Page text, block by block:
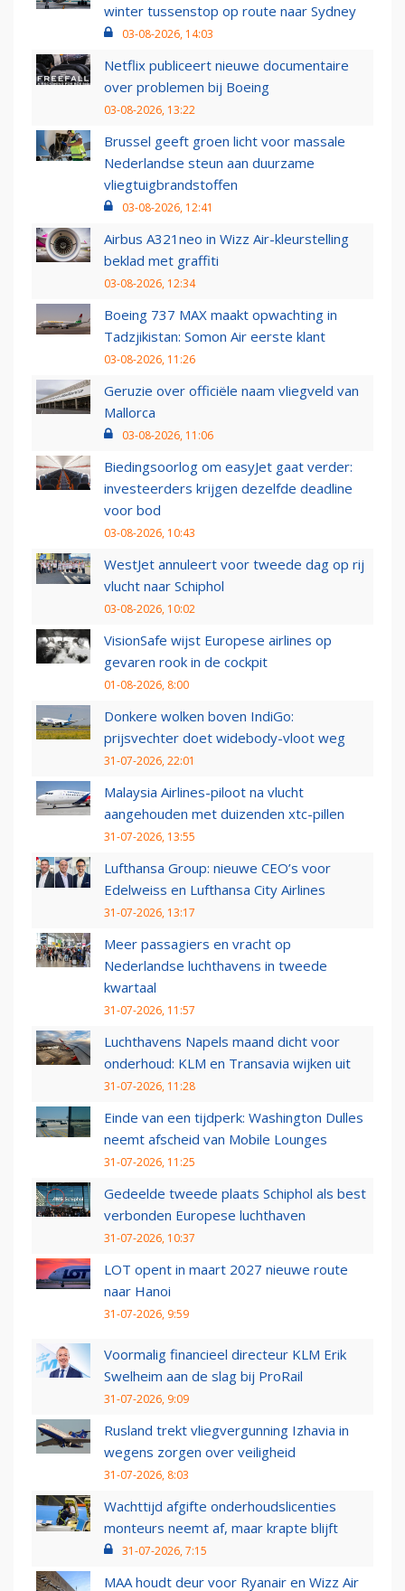
winter tussenstop op route naar Sydney
03-08-2026, 14:03
Netflix publiceert nieuwe documentaire
over problemen bij Boeing
03-08-2026, 13:22
Brussel geeft groen licht voor massale
Nederlandse steun aan duurzame
vliegtuigbrandstoffen
03-08-2026, 12:41
Airbus A321neo in Wizz Air-kleurstelling
beklad met graffiti
03-08-2026, 12:34
Boeing 737 MAX maakt opwachting in
Tadzjikistan: Somon Air eerste klant
03-08-2026, 11:26
Geruzie over officiële naam vliegveld van
Mallorca
03-08-2026, 11:06
Biedingsoorlog om easyJet gaat verder:
investeerders krijgen dezelfde deadline
voor bod
03-08-2026, 10:43
WestJet annuleert voor tweede dag op rij
vlucht naar Schiphol
03-08-2026, 10:02
VisionSafe wijst Europese airlines op
gevaren rook in de cockpit
01-08-2026, 8:00
Donkere wolken boven IndiGo:
prijsvechter doet widebody-vloot weg
31-07-2026, 22:01
Malaysia Airlines-piloot na vlucht
aangehouden met duizenden xtc-pillen
31-07-2026, 13:55
Lufthansa Group: nieuwe CEO’s voor
Edelweiss en Lufthansa City Airlines
31-07-2026, 13:17
Meer passagiers en vracht op
Nederlandse luchthavens in tweede
kwartaal
31-07-2026, 11:57
Luchthavens Napels maand dicht voor
onderhoud: KLM en Transavia wijken uit
31-07-2026, 11:28
Einde van een tijdperk: Washington Dulles
neemt afscheid van Mobile Lounges
31-07-2026, 11:25
Gedeelde tweede plaats Schiphol als best
verbonden Europese luchthaven
31-07-2026, 10:37
LOT opent in maart 2027 nieuwe route
naar Hanoi
31-07-2026, 9:59
Voormalig financieel directeur KLM Erik
Swelheim aan de slag bij ProRail
31-07-2026, 9:09
Rusland trekt vliegvergunning Izhavia in
wegens zorgen over veiligheid
31-07-2026, 8:03
Wachttijd afgifte onderhoudslicenties
monteurs neemt af, maar krapte blijft
31-07-2026, 7:15
MAA houdt deur voor Ryanair en Wizz Air